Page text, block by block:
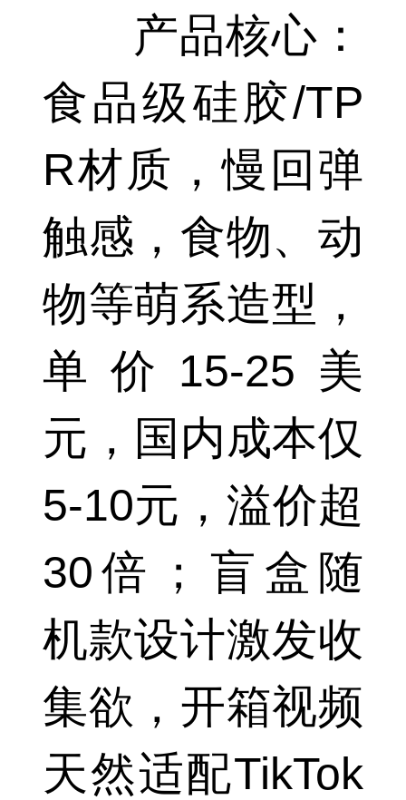
产品核心：
食品级硅胶/TP
R材质，慢回弹
触感，食物、动
物等萌系造型，
单价15-25美
元，国内成本仅
5-10元，溢价超
30倍；盲盒随
机款设计激发收
集欲，开箱视频
天然适配TikTok